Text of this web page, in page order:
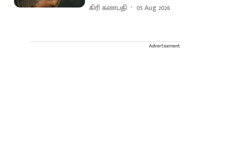
கிரி கணபதி 05 Aug 2026
Advertisement